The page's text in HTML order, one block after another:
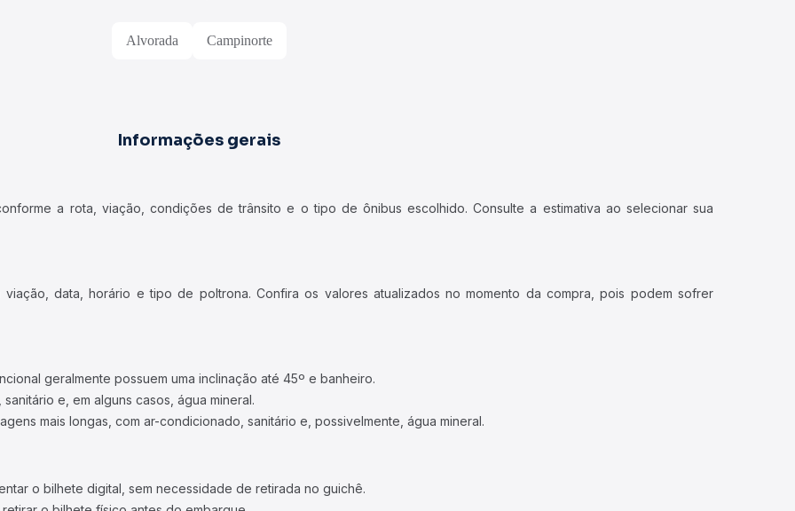
Alvorada Campinorte
Informações gerais
a rota, viação, condições de trânsito e o tipo de ônibus escolhido. Consulte a estimativa ao selecionar sua
data, horário e tipo de poltrona. Confira os valores atualizados no momento da compra, pois podem sofrer
geralmente possuem uma inclinação até 45º e banheiro.
e, em alguns casos, água mineral.
mais longas, com ar-condicionado, sanitário e, possivelmente, água mineral.
o bilhete digital, sem necessidade de retirada no guichê.